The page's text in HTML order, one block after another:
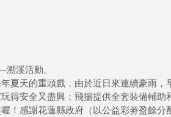
溪活動。
夏天的重頭戲，由於近日來連續豪雨
得安全又盡興；飛揚提供全套裝備輔
！感謝花蓮縣政府（以公益彩劵盈餘